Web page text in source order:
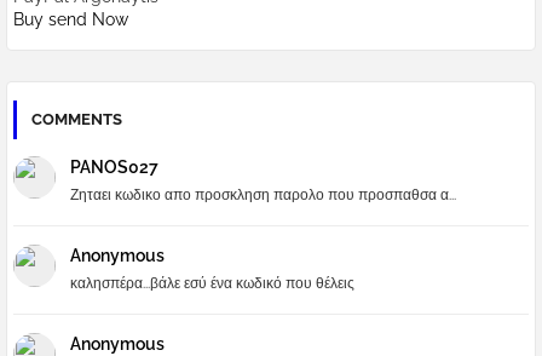
Buy send Now
COMMENTS
PANOS027
Ζηταει κωδικο απο προσκληση παρολο που προσπαθσα α...
Anonymous
καλησπέρα...βάλε εσύ ένα κωδικό που θέλεις
Anonymous